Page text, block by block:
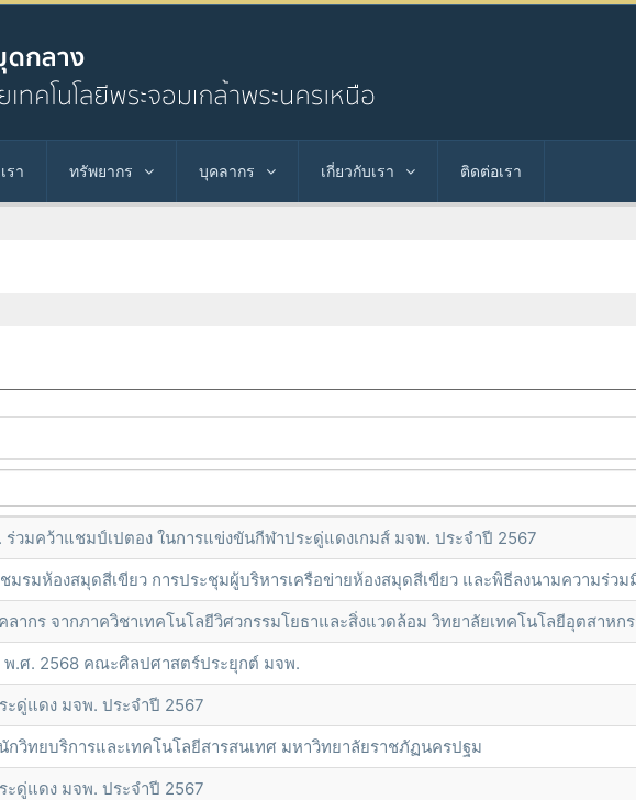
รา ทรัพยากร บุคลากร เกี่ยวกับเรา ติดต่อเรา
วมคว้าแชมป์เปตอง ในการแข่งขันกีฬาประดู่แดงเกมส์ มจพ. ประจำปี 2567
รมห้องสมุดสีเขียว การประชุมผู้บริหารเครือข่ายห้องสมุดสีเขียว และพิธีลงนามความร่วม
ากร จากภาควิชาเทคโนโลยีวิศวกรรมโยธาและสิ่งแวดล้อม วิทยาลัยเทคโนโลยีอุตสาหก
พ.ศ. 2568 คณะศิลปศาสตร์ประยุกต์ มจพ.
ะดู่แดง มจพ. ประจำปี 2567
วิทยบริการและเทคโนโลยีสารสนเทศ มหาวิทยาลัยราชภัฏนครปฐม
ะดู่แดง มจพ. ประจำปี 2567